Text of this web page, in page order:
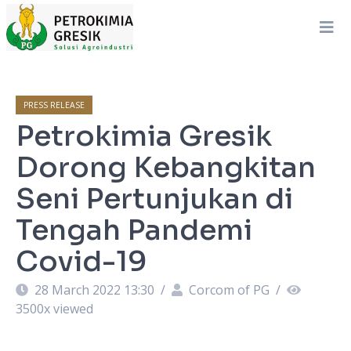
PRESS RELEASE
Petrokimia Gresik
Dorong Kebangkitan
Seni Pertunjukan di
Tengah Pandemi
Covid-19
28 March 2022 13:30 / Corcom of PG /
3500x viewed